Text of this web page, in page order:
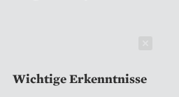
Wichtige Erkenntnisse